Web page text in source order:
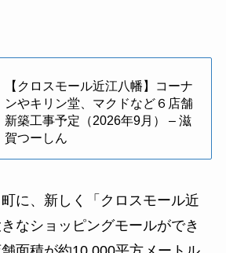
【クロスモール近江八幡】コーナ
ンやキリン堂、マクドなど６店舗
新築工事予定（2026年9月） – 滋
賀つーしん
に、新しく「クロスモール近
なショッピングモールができ